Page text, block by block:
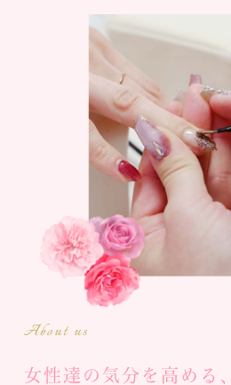
About us
女性達の気分を高める、